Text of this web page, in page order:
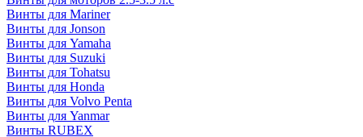
Винты для Mariner
Винты для Jonson
Винты для Yamaha
Винты для Suzuki
Винты для Tohatsu
Винты для Honda
Винты для Volvo Penta
Винты для Yanmar
Винты RUBEX